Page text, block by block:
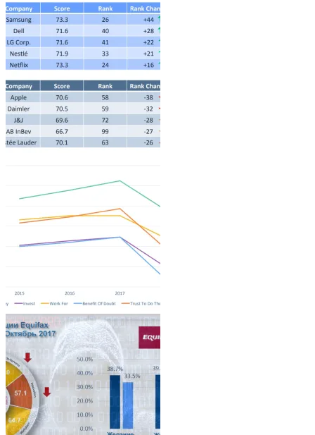
Architecture